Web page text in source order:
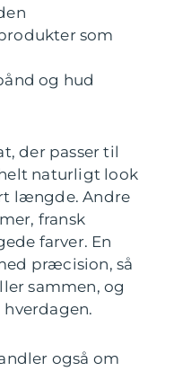
som
og hud
der passer til
naturligt look
længde. Andre
fransk
farver. En
præcision, så
sammen, og
også om